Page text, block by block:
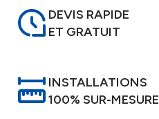
DEVIS RAPIDE
ET GRATUIT
INSTALLATIONS
100% SUR-MESURE